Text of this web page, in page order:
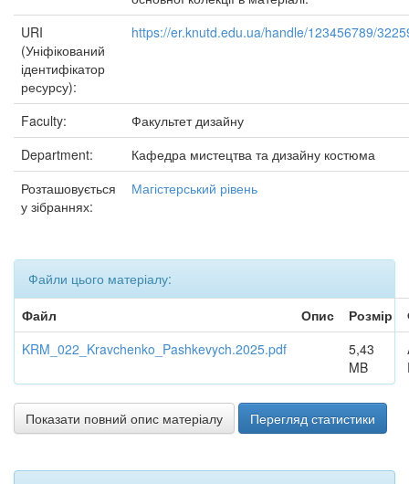
URI
(Уніфікований
ідентифікатор
ресурсу):
https://er.knutd.edu.ua/handle/123456789/
Faculty:
Факультет дизайну
Department:
Кафедра мистецтва та дизайну костюма
Розташовується
у зібраннях:
Магістерський рівень
Файли цього матеріалу:
Файл
Опис Розмір
KRM_022_Kravchenko_Pashkevych.2025.pdf
5,43
MB
Показати повний опис матеріалу Перегляд статистики